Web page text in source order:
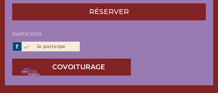
RÉSERVER
PARTICIPER
Je participe
COVOITURAGE